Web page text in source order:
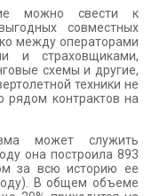
можно свести к
совместных
между операторами
и страховщиками,
схемы и другие,
техники не
рядом контрактов на
может служить
она построила 893
за всю историю ее
В общем объеме